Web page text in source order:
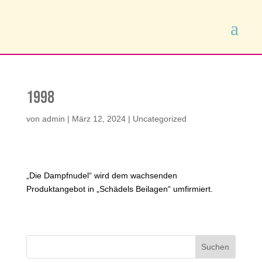
1998
von admin | März 12, 2024| Uncategorized
„Die Dampfnudel“ wird dem wachsenden
Produktangebot in „Schädels Beilagen“ umfirmiert.
Suchen